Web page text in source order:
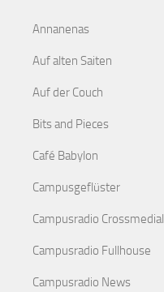
Annanenas
Auf alten Saiten
Auf der Couch
Bits and Pieces
Café Babylon
Campusgeflüster
Campusradio Crossmedial
Campusradio Fullhouse
Campusradio News